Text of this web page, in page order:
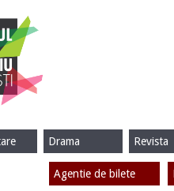
Revista
Drama
Agentie de bilete